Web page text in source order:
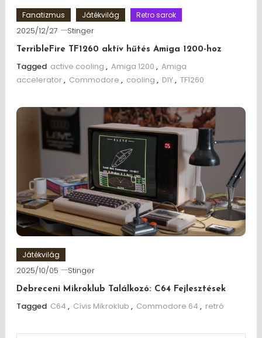
Fanatizmus Játékvilág Retro sarok
2025/12/27 Stinger
TerribleFire TF1260 aktív hűtés Amiga 1200-hoz
Tagged active cooling , Amiga 1200 , Amiga
accelerator, Commodore , cooling , DIY, TF1260
Játékvilág
2025/10/05 Stinger
Debreceni Mikroklub Találkozó: C64 Fejlesztések
Tagged C64 , Cívis Mikroklub , Commodore 64 , retró